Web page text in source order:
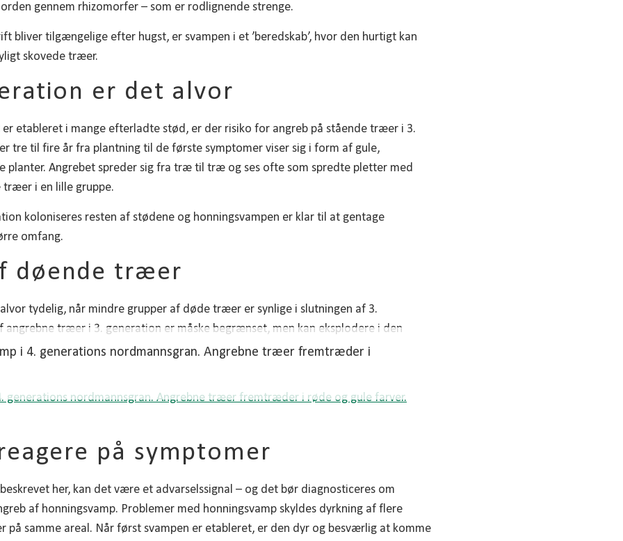
gennem rhizomorfer – som er rodlignende strenge.
bliver tilgængelige efter hugst, er svampen i et ’beredskab’, hvor den hurtigt kan
skovede træer.
er det alvor
er etableret i mange efterladte stød, er der risiko for angreb på stående træer i 3.
tre til fire år fra plantning til de første symptomer viser sig i form af gule,
planter. Angrebet spreder sig fra træ til træ og ses ofte som spredte pletter med
træer i en lille gruppe.
koloniseres resten af stødene og honningsvampen er klar til at gentage
omfang.
døende træer
tydelig, når mindre grupper af døde træer er synlige i slutningen af 3.
angrebne træer i 3. generation er måske begrænset, men kan eksplodere i den
i 4. generations nordmannsgran. Angrebne træer fremtræder i
på symptomer
her, kan det være et advarselssignal – og det bør diagnosticeres om
af honningsvamp. Problemer med honningsvamp skyldes dyrkning af flere
samme areal. Når først svampen er etableret, er den dyr og besværlig at komme